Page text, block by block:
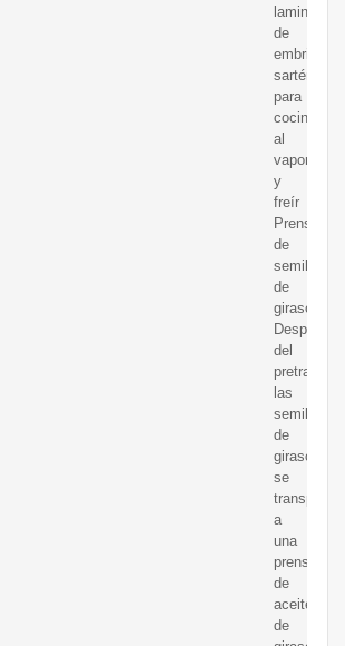
laminadora
de
embriones,
sartén
para
cocinar
al
vapor
y
freír
Prensa
de
semillas
de
girasol:
Después
del
las
semillas
de
girasol
se
a
una
prensa
de
aceite
de